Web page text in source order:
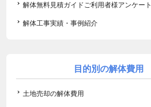
解体無料見積ガイドご利用者様アンケート
解体工事実績・事例紹介
目的別の解体費用
土地売却の解体費用